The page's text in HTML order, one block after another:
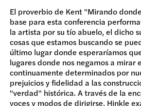
El proverbio de Kent "Mirando
base para esta conferencia
la artista por su tío abuelo, el dicho
cosas que estamos buscando se
último lugar donde esperaríamos
lugares donde nos negamos a mirar
continuamente determinados por
prejuicios y fidelidad a las
"verdad" histórica. A través de la
voces y modos de dirigirse, Hinkle